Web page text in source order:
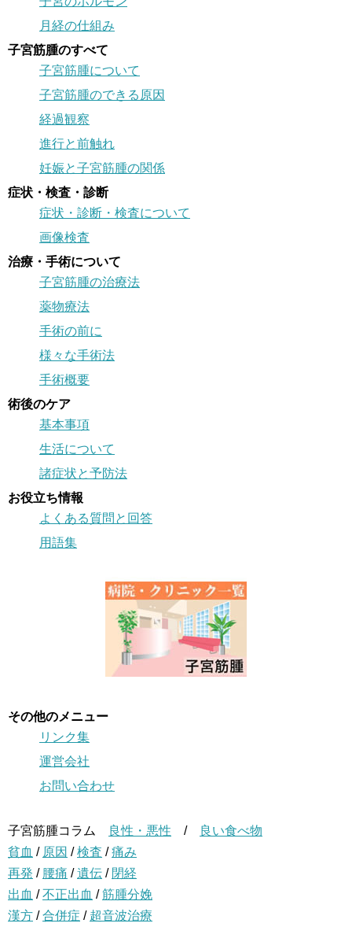
月経の仕組み
子宮筋腫のすべて
子宮筋腫について
子宮筋腫のできる原因
経過観察
進行と前触れ
妊娠と子宮筋腫の関係
症状・検査・診断
症状・診断・検査について
画像検査
治療・手術について
子宮筋腫の治療法
薬物療法
手術の前に
様々な手術法
手術概要
術後のケア
基本事項
生活について
諸症状と予防法
お役立ち情報
よくある質問と回答
用語集
その他のメニュー
リンク集
運営会社
お問い合わせ
子宮筋腫コラム 良性・悪性 /
良い食べ物
貧血 / 原因 /検査 /痛み
再発 / 腰痛 /遺伝 / 閉経
出血 /不正出血 /筋腫分娩
漢方 /合併症 / 超音波治療